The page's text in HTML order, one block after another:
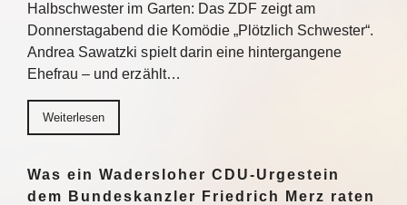
Halbschwester im Garten: Das ZDF zeigt am
Donnerstagabend die Komödie „Plötzlich Schwester“.
Andrea Sawatzki spielt darin eine hintergangene
Ehefrau – und erzählt…
Weiterlesen
Was ein Wadersloher CDU-Urgestein
dem Bundeskanzler Friedrich Merz raten